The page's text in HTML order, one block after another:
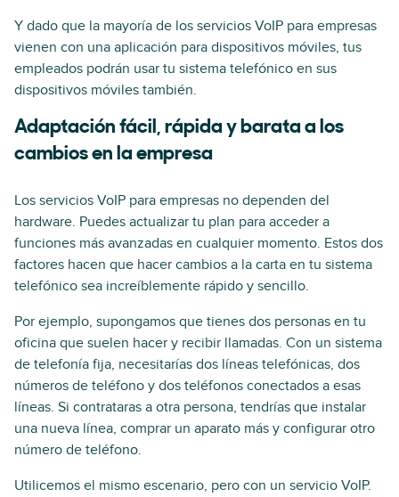
Y dado que la mayoría de los servicios VoIP para empresas
vienen con una aplicación para dispositivos móviles, tus
empleados podrán usar tu sistema telefónico en sus
dispositivos móviles también.
Adaptación fácil, rápida y barata a los
cambios en la empresa
Los servicios VoIP para empresas no dependen del
hardware. Puedes actualizar tu plan para acceder a
funciones más avanzadas en cualquier momento. Estos dos
factores hacen que hacer cambios a la carta en tu sistema
telefónico sea increíblemente rápido y sencillo.
Por ejemplo, supongamos que tienes dos personas en tu
oficina que suelen hacer y recibir llamadas. Con un sistema
de telefonía fija, necesitarías dos líneas telefónicas, dos
números de teléfono y dos teléfonos conectados a esas
líneas. Si contrataras a otra persona, tendrías que instalar
una nueva línea, comprar un aparato más y configurar otro
número de teléfono.
Utilicemos el mismo escenario, pero con un servicio VoIP.